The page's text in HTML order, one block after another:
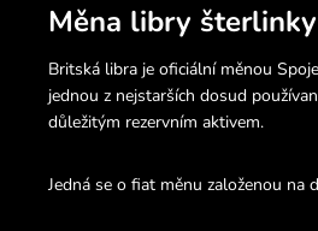
Měna libry
Britská libra je oficiální měnou
jednou z nejstarších dosud
důležitým rezervním aktivem.
Jedná se o fiat měnu založenou na